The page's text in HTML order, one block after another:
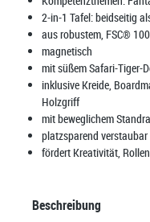
2-in-1 Tafel: beidseitig
aus robustem, FSC®
magnetisch
mit süßem Safari-Tiger-
inklusive Kreide,
Holzgriff
mit beweglichem
platzsparend
fördert Kreativität,
Beschreibung